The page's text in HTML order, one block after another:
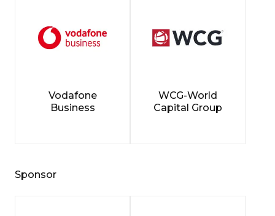
Vodafone
Business
WCG-World
Capital Group
Sponsor